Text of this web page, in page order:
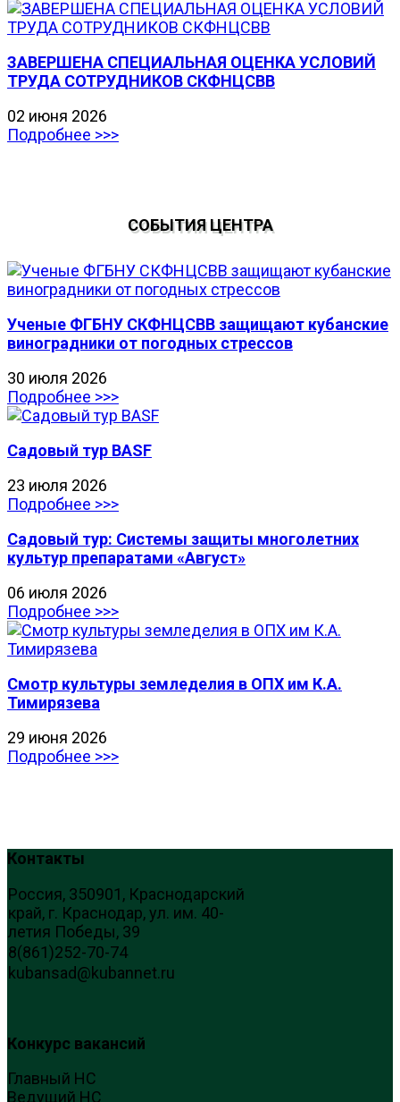
ЗАВЕРШЕНА СПЕЦИАЛЬНАЯ ОЦЕНКА УСЛОВИЙ
ТРУДА СОТРУДНИКОВ СКФНЦСВВ
02 июня 2026
Подробнее >>>
СОБЫТИЯ ЦЕНТРА
Ученые ФГБНУ СКФНЦСВВ защищают кубанские
виноградники от погодных стрессов
30 июля 2026
Подробнее >>>
Садовый тур BASF
23 июля 2026
Подробнее >>>
Садовый тур: Системы защиты многолетних
культур препаратами «Август»
06 июля 2026
Подробнее >>>
Смотр культуры земледелия в ОПХ им К.А.
Тимирязева
29 июня 2026
Подробнее >>>
Контакты
Россия, 350901, Краснодарский
край, г. Краснодар, ул. им. 40-
летия Победы, 39
8(861)252-70-74
kubansad@kubannet.ru
Конкурс вакансий
Главный НС
Ведущий НС